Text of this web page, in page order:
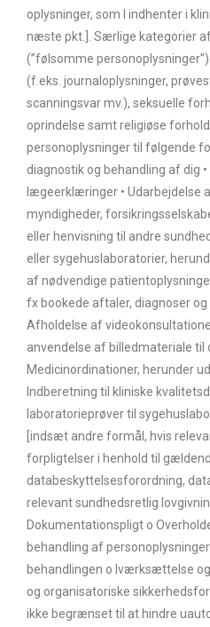
oplysninger, som I indhenter i
næste pkt.]. Særlige kategorier
(”følsomme
(f.eks. journaloplysninger,
scanningsvar mv.), seksuelle
oprindelse samt religiøse
personoplysninger til følgende
diagnostik og behandling af dig
lægeerklæringer • Udarbejdelse
myndigheder,
eller henvisning til andre
eller sygehuslaboratorier,
af nødvendige
fx bookede aftaler, diagnoser og
Afholdelse af
anvendelse af billedmateriale til
Medicinordinationer, herunder
Indberetning til kliniske
laboratorieprøver til
[indsæt andre formål, hvis
forpligtelser i henhold til
databeskyttelsesforordning,
relevant sundhedsretlig
Dokumentationspligt o
behandling af
behandlingen o Iværksættelse
og organisatoriske
ikke begrænset til at hindre